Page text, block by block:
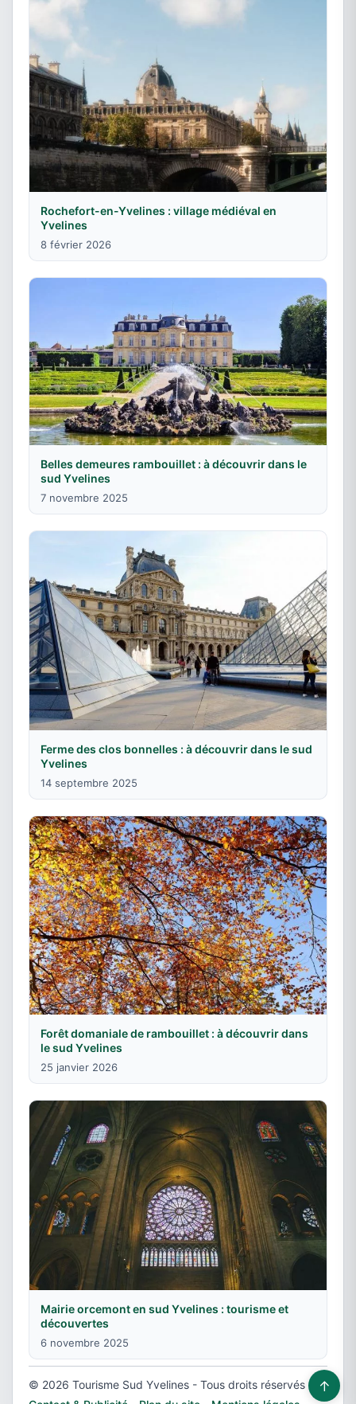
Rochefort-en-Yvelines : village médiéval en
Yvelines
8 février 2026
Belles demeures rambouillet : à découvrir dans le
sud Yvelines
7 novembre 2025
Ferme des clos bonnelles : à découvrir dans le sud
Yvelines
14 septembre 2025
Forêt domaniale de rambouillet : à découvrir dans
le sud Yvelines
25 janvier 2026
Mairie orcemont en sud Yvelines : tourisme et
découvertes
6 novembre 2025
© 2026 Tourisme Sud Yvelines - Tous droits réservés -
↑